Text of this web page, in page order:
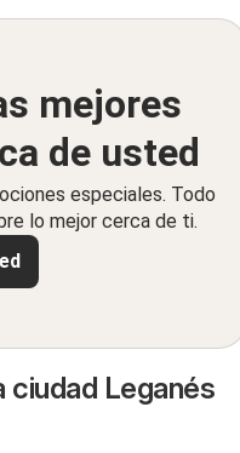
mejores
de usted
especiales. Todo
lo mejor cerca de ti.
ciudad Leganés